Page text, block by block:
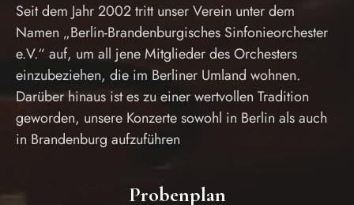
Seit dem Jahr 2002 tritt unser Verein unter dem
Namen „Berlin-Brandenburgisches Sinfonieorchester
e.V.“ auf, um all jene Mitglieder des Orchesters
einzubeziehen, die im Berliner Umland wohnen.
Darüber hinaus ist es zu einer wertvollen Tradition
geworden, unsere Konzerte sowohl in Berlin als auch
in Brandenburg aufzuführen
Probenplan